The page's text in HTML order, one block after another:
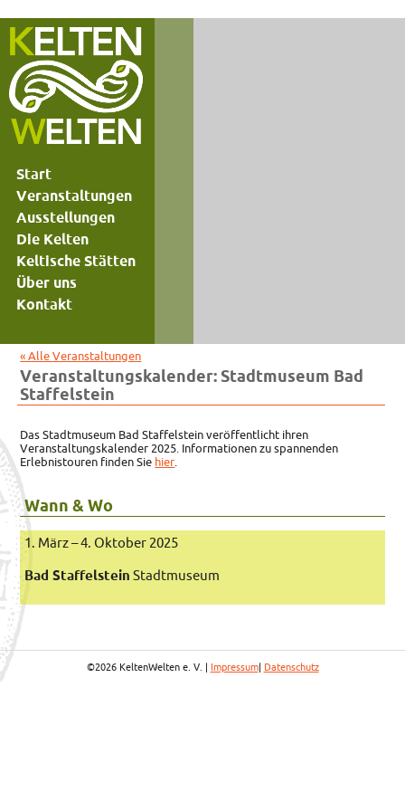
Start
Veranstaltungen
Ausstellungen
Die Kelten
Keltische Stätten
Über uns
Kontakt
« Alle Veranstaltungen
Veranstaltungskalender: Stadtmuseum Bad
Staffelstein
Das Stadtmuseum Bad Staffelstein veröffentlicht ihren
Veranstaltungskalender 2025. Informationen zu spannenden
Erlebnistouren finden Sie hier
Wann & Wo
1. März – 4. Oktober 2025
Bad Staffelstein Stadtmuseum
©2026 KeltenWelten e. V. | Impressum| Datenschutz